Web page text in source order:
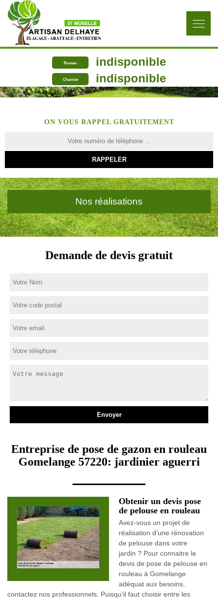
Bureau indisponible
Chantier indisponible
ON VOUS RAPPEL GRATUITEMENT
Nos réalisations
Demande de devis gratuit
Entreprise de pose de gazon en rouleau
Gomelange 57220: jardinier aguerri
Obtenir un devis pose
de pelouse en rouleau
Avez-vous un projet de
réalisation d’une rénovation
de pelouse dans votre
jardin ? Pour connaitre le
devis de pose de pelouse en
rouleau à Gomelange
adéquat aux besoins,
contactez nos professionnels. Puisqu’il faut choisir entre les